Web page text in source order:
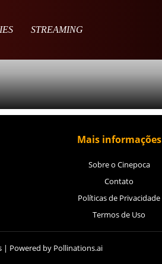
STREAMING
Mais informações
Sobre o Cinepoca
Contato
Políticas de Privacidade
Termos de Uso
| Powered by Pollinations.ai